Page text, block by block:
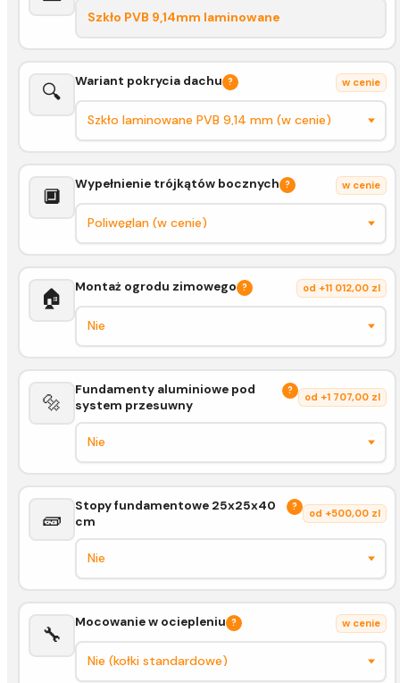
Szkło PVB 9,14mm laminowane
🔍 Wariant pokrycia dachu ? w cenie
🔲
Wypełnienie trójkątów bocznych ? w cenie
🏠 Montaż ogrodu zimowego ? od +11 012,00 zl
🔩
Fundamenty aluminiowe pod
system przesuwny
?
od +1 707,00 zl
🧱
Stopy fundamentowe 25x25x40
cm
?
od +500,00 zl
🔧
Mocowanie w ociepleniu ? w cenie